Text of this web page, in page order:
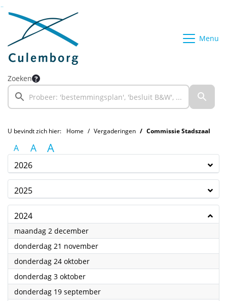
Ga naar de inhoud van deze pagina
Ga naar het zoeken
Ga naar het menu
Menu
Zoeken
U bevindt zich hier: Home Vergaderingen Commissie Stadszaal
A A A
2026
2025
2024
maandag 2 december2024
donderdag 21 november2024
donderdag 24 oktober2024
donderdag 3 oktober2024
donderdag 19 september2024